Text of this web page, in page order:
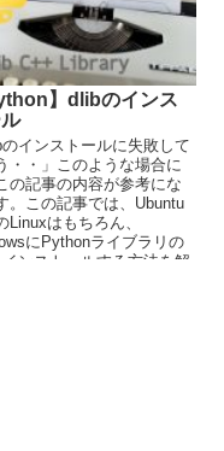
】dlibのインス
ル
のインストールに失敗して
・・」このような場合に
の記事の内容が参考にな
。この記事では、Ubuntu
Linuxはもちろん、
にPythonライブラリの
インストールする方法を解